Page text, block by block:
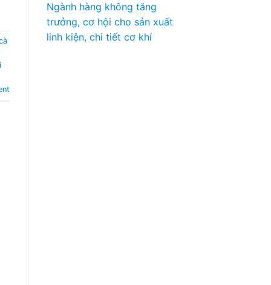
Ngành hàng không tăng
trưởng, cơ hội cho sản xuất
linh kiện, chi tiết cơ khí